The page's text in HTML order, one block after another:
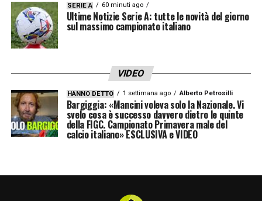
SERIE A 60 minuti ago
Ultime Notizie Serie A: tutte le novità del giorno
sul massimo campionato italiano
VIDEO
HANNO DETTO 1 settimana ago Alberto Petrosilli
Bargiggia: «Mancini voleva solo la Nazionale. Vi
svelo cosa è successo davvero dietro le quinte
della FIGC. Campionato Primavera male del
calcio italiano» ESCLUSIVA e VIDEO